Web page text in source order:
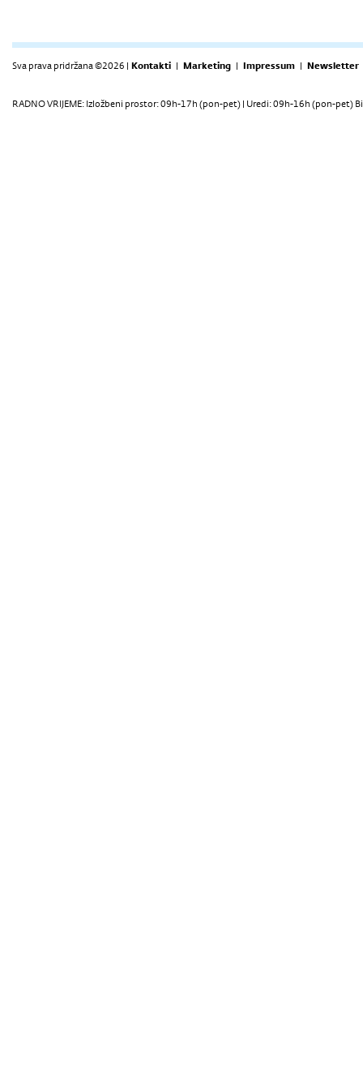
Sva prava pridržana ©2026 | Kontakti | Marketing | Impressum | Newsletter
RADNO VRIJEME: Izložbeni prostor: 09h-17h (pon-pet) | Uredi: 09h-16h (pon-pet)